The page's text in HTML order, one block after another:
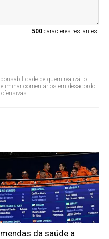
500caracteres restantes.
de quem realizá-lo.
comentários em desacordo
da saúde a